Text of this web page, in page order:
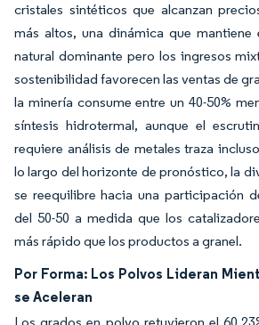
cristales sintéticos que alcanzan
más altos, una dinámica que mantiene
natural dominante pero los ingresos
sostenibilidad favorecen las ventas de
la minería consume entre un 40-50%
síntesis hidrotermal, aunque el
requiere análisis de metales traza
lo largo del horizonte de pronóstico, la
se reequilibre hacia una participación
del 50-50 a medida que los
más rápido que los productos a granel.
Por Forma: Los Polvos Lideran
se Aceleran